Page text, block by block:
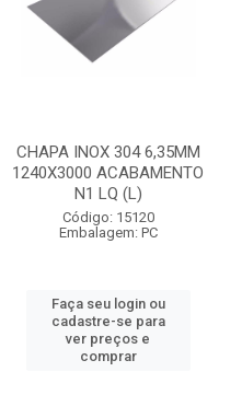
CHAPA INOX 304 6,35MM
1240X3000 ACABAMENTO
N1 LQ (L)
Código: 15120
Embalagem: PC
Faça seu login ou
cadastre-se para
ver preços e
comprar